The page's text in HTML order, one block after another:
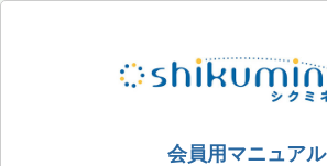
会員用マニュアル